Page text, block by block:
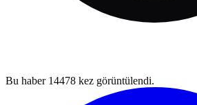
Bu haber 14478 kez görüntülendi.